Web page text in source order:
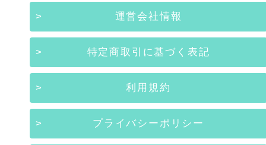
運営会社情報
特定商取引に基づく表記
利用規約
プライバシーポリシー